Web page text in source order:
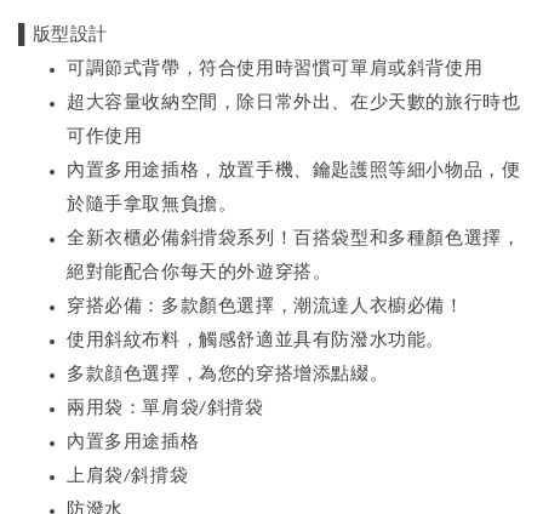
▌版型設計
可調節式背帶，符合使用時習慣可單肩或斜背使用
超大容量收納空間，除日常外出、在少天數的旅行時也
可作使用
內置多用途插格，放置手機、鑰匙護照等細小物品，便
於隨手拿取無負擔。
全新衣櫃必備斜揹袋系列！百搭袋型和多種顏色選擇，
絕對能配合你每天的外遊穿搭。
穿搭必備：多款顏色選擇，潮流達人衣櫥必備！
使用斜紋布料，觸感舒適並具有防潑水功能。
多款顔色選擇，為您的穿搭增添點綴。
兩用袋：單肩袋/斜揹袋
內置多用途插格
上肩袋/斜揹袋
防潑水